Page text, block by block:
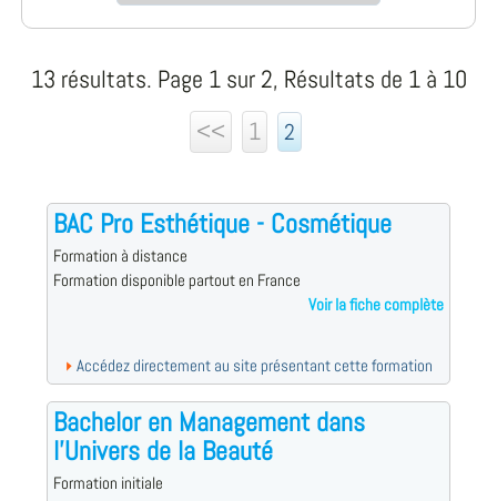
13 résultats. Page 1 sur 2, Résultats de 1 à 10
<<
1 2
BAC Pro Esthétique - Cosmétique
Formation à distance
Formation disponible partout en France
Voir la fiche complète
Accédez directement au site présentant cette formation
Bachelor en Management dans
l'Univers de la Beauté
Formation initiale